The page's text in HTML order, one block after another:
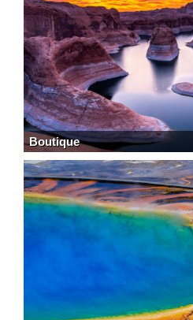
Boutique